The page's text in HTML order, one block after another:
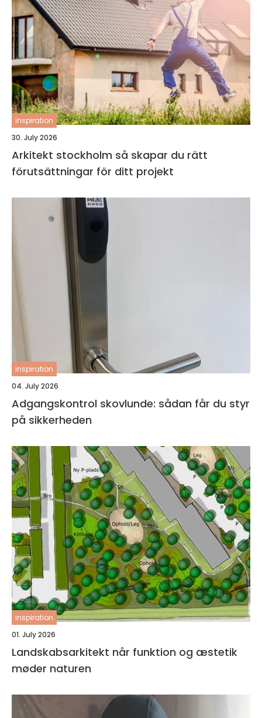
inspiration
30. July 2026
Arkitekt stockholm så skapar du rätt
förutsättningar för ditt projekt
inspiration
04. July 2026
Adgangskontrol skovlunde: sådan får du styr
på sikkerheden
inspiration
01. July 2026
Landskabsarkitekt når funktion og æstetik
møder naturen